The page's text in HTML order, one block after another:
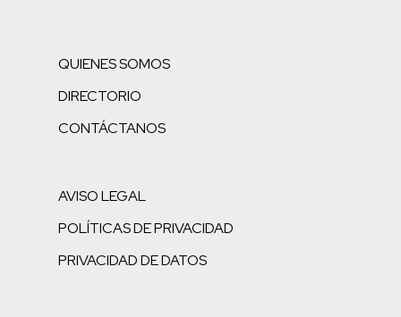
QUIENES SOMOS
DIRECTORIO
CONTÁCTANOS
AVISO LEGAL
POLÍTICAS DE PRIVACIDAD
PRIVACIDAD DE DATOS